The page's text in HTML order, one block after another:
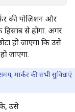
की पोज़िशन और
से होगा. अगर
हो जाएगा कि उसे
जाएगा.
मार्कर की सभी सुविधाएं
उसे